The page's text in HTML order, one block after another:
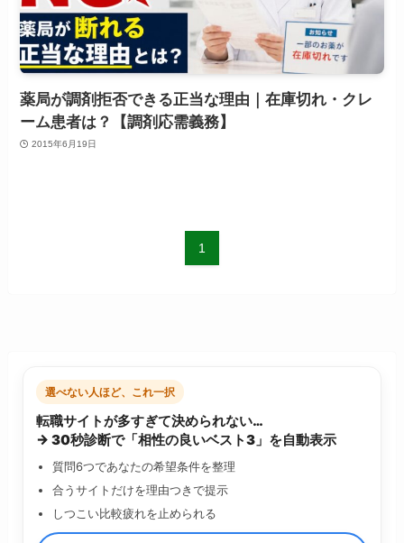
薬局が調剤拒否できる正当な理由｜在庫切れ・クレ
ーム患者は？【調剤応需義務】
2015年6月19日
1
選べない人ほど、これ一択
転職サイトが多すぎて決められない…
→ 30秒診断で「相性の良いベスト3」を自動表示
質問6つであなたの希望条件を整理
合うサイトだけを理由つきで提示
しつこい比較疲れを止められる